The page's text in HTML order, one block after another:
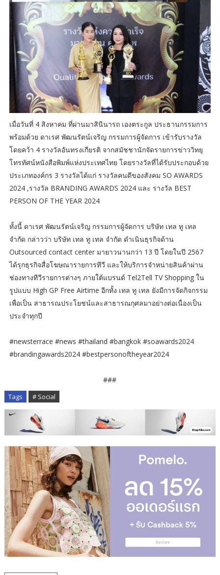
เมื่อวันที่ 4 สิงหาคม ที่ผ่านมาสินีนารถ เองตระกูล ประธานกรรมการ
พร้อมด้วย ดาเรศ พัฒนรัตน์เจริญ กรรมการผู้จัดการ เข้ารับรางวัล
โดยคว้า 4 รางวัลอันทรงเกียรติ จากสมัชชานักจัดรายการข่าววิทยุ
โทรทัศน์หนังสือพิมพ์แห่งประเทศไทย โดยรางวัลที่ได้รับประกอบด้วย
ประเภทองค์กร 3 รางวัลได้แก่ รางวัลคนดีของสังคม SO AWARDS
2024 ,รางวัล BRANDING AWARDS 2024 และ รางวัล BEST
PERSON OF THE YEAR 2024
ทั้งนี้ ดาเรศ พัฒนรัตน์เจริญ กรรมการผู้จัดการ บริษัท เทล ทู เทล
จำกัด กล่าวว่า บริษัท เทล ทู เทล จำกัด ดำเนินธุรกิจด้าน
Outsourced contact center มายาวนานกว่า 13 ปี โดยในปี 2567
ได้รุกธุรกิจสื่อโฆษณารายการทีวี และให้บริการจำหน่ายสินค้าผ่าน
ช่องทางทีวีรายการต่างๆ ภายใต้แบรนด์ Tel2Tell TV Shopping ใน
รูปแบบ High GP Free Airtime อีกทั้ง เทล ทู เทล ยังมีการจัดกิจกรรม
เพื่อเป็น สาธารณประโยชน์และสาธารณกุศลมาอย่างต่อเนื่องเป็น
ประจำทุกปี
#newsterrace #news #thailand #bangkok #soawards2024
#brandingawards2024 #bestpersonoftheyear2024
###
Tags # Social